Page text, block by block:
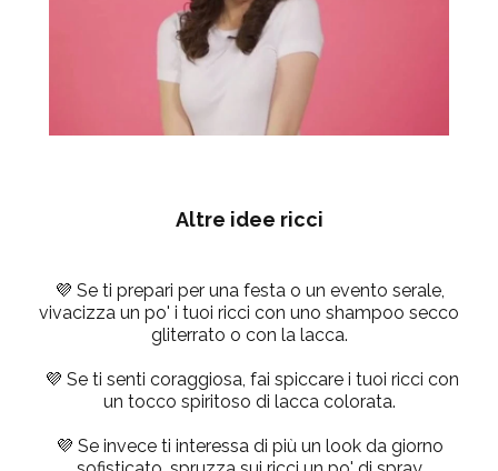
Altre idee ricci
💜 Se ti prepari per una festa o un evento serale,
vivacizza un po' i tuoi ricci con uno shampoo secco
gliterrato o con la lacca.
💜 Se ti senti coraggiosa, fai spiccare i tuoi ricci con
un tocco spiritoso di lacca colorata.
💜 Se invece ti interessa di più un look da giorno